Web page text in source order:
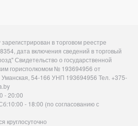
в торговом реестре
дата включения сведений в торговый
Свидетельство о государственной
горисполкомом № 193694956 от
Уманская, 54-166 УНП 193694956 Тел. +375-
- 20:00
- 18:00 (по согласованию с
круглосуточно